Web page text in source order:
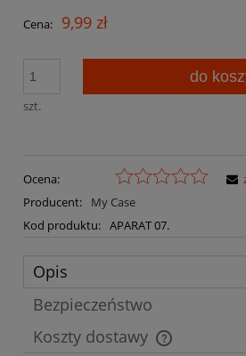
Cena: 9,99 zł
szt.
do
Ocena:
Producent:
My Case
Kod produktu: APARAT 07.
Opis
Bezpieczeństwo
Koszty dostawy
Cena nie zawiera ewentualnych